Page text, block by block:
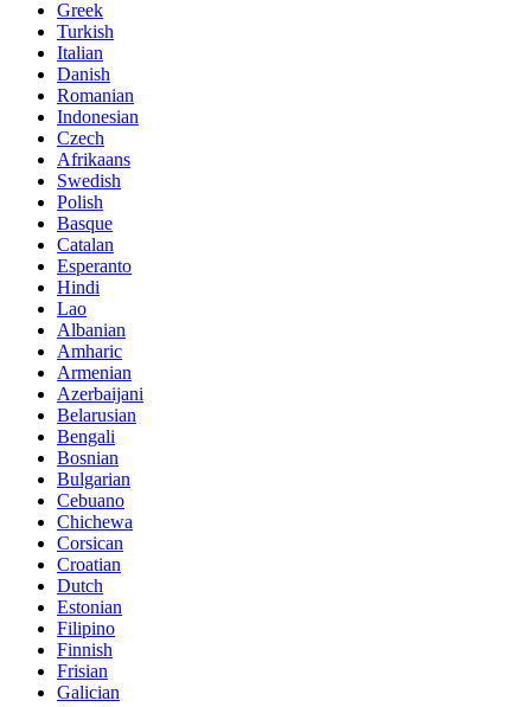
Greek
Turkish
Italian
Danish
Romanian
Indonesian
Czech
Afrikaans
Swedish
Polish
Basque
Catalan
Esperanto
Hindi
Lao
Albanian
Amharic
Armenian
Azerbaijani
Belarusian
Bengali
Bosnian
Bulgarian
Cebuano
Chichewa
Corsican
Croatian
Dutch
Estonian
Filipino
Finnish
Frisian
Galician